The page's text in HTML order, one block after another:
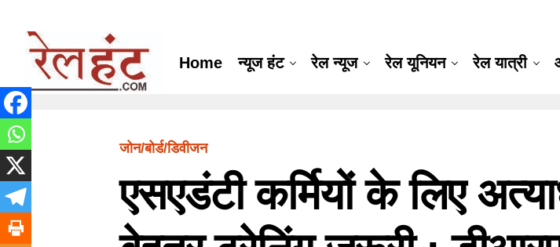
Home न्यूज हंट रेल न्यूज रेल यूनियन रेल यात्री
जोन/बोर्ड/डिवीजन
एसएडंटी कर्मियों के लिए